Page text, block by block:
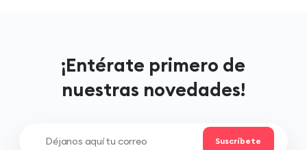
¡Entérate primero de
nuestras novedades!